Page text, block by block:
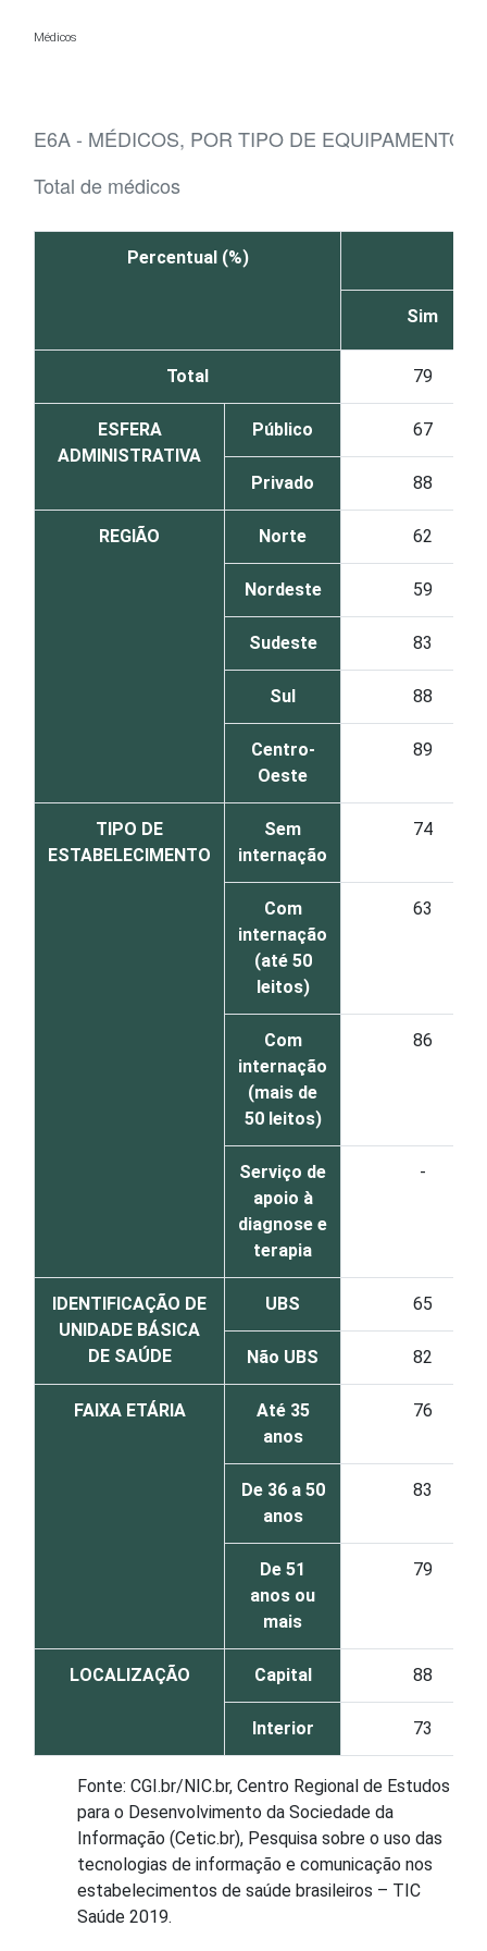
Médicos
E6A - MÉDICOS, POR TIPO DE EQUIPAMENTO
Total de médicos
Percentual (%)
Sim
Total 79
ESFERA
ADMINISTRATIVA
Público 67
Privado 88
REGIÃO Norte 62
Nordeste 59
Sudeste 83
Sul 88
Centro-
Oeste
89
TIPO DE
ESTABELECIMENTO
Sem
internação
74
Com
internação
(até 50
leitos)
63
Com
internação
(mais de
50 leitos)
86
Serviço de
apoio à
diagnose e
terapia
-
IDENTIFICAÇÃO DE
UNIDADE BÁSICA
DE SAÚDE
UBS 65
Não UBS 82
FAIXA ETÁRIA
Até 35
anos
76
De 36 a 50
anos
83
De 51
anos ou
mais
79
LOCALIZAÇÃO Capital 88
Interior 73
Fonte: CGI.br/NIC.br, Centro Regional de Estudos
para o Desenvolvimento da Sociedade da
Informação (Cetic.br), Pesquisa sobre o uso das
tecnologias de informação e comunicação nos
estabelecimentos de saúde brasileiros – TIC
Saúde 2019.